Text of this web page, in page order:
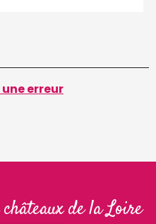
erreur
de la Loire